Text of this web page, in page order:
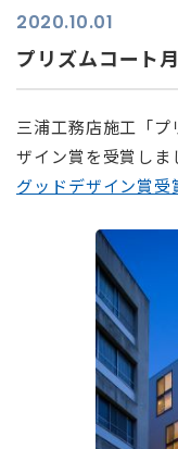
2020.10.01
プリズムコート
三浦工務店施工「
ザイン賞を受賞しま
グッドデザイン賞受